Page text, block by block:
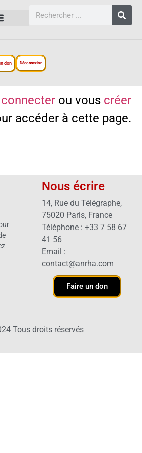
don Déconnexion
connecterou vous créer
accéder à cette page.
Nous écrire
14, Rue du Télégraphe,
75020 Paris, France
Téléphone : +33 7 58 67
41 56
Email :
contact@anrha.com
Faire un don
Tous droits réservés